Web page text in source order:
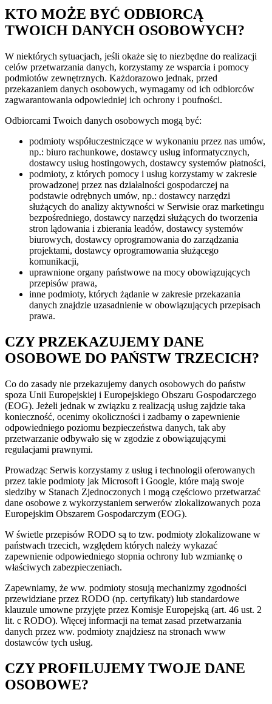
KTO MOŻE BYĆ ODBIORCĄ
TWOICH DANYCH OSOBOWYCH?
W niektórych sytuacjach, jeśli okaże się to niezbędne do realizacji
celów przetwarzania danych, korzystamy ze wsparcia i pomocy
podmiotów zewnętrznych. Każdorazowo jednak, przed
przekazaniem danych osobowych, wymagamy od ich odbiorców
zagwarantowania odpowiedniej ich ochrony i poufności.
Odbiorcami Twoich danych osobowych mogą być:
podmioty współuczestniczące w wykonaniu przez nas umów,
np.: biuro rachunkowe, dostawcy usług informatycznych,
dostawcy usług hostingowych, dostawcy systemów płatności,
podmioty, z których pomocy i usług korzystamy w zakresie
prowadzonej przez nas działalności gospodarczej na
podstawie odrębnych umów, np.: dostawcy narzędzi
służących do analizy aktywności w Serwisie oraz marketingu
bezpośredniego, dostawcy narzędzi służących do tworzenia
stron lądowania i zbierania leadów, dostawcy systemów
biurowych, dostawcy oprogramowania do zarządzania
projektami, dostawcy oprogramowania służącego
komunikacji,
uprawnione organy państwowe na mocy obowiązujących
przepisów prawa,
inne podmioty, których żądanie w zakresie przekazania
danych znajdzie uzasadnienie w obowiązujących przepisach
prawa.
CZY PRZEKAZUJEMY DANE
OSOBOWE DO PAŃSTW TRZECICH?
Co do zasady nie przekazujemy danych osobowych do państw
spoza Unii Europejskiej i Europejskiego Obszaru Gospodarczego
(EOG). Jeżeli jednak w związku z realizacją usług zajdzie taka
konieczność, ocenimy okoliczności i zadbamy o zapewnienie
odpowiedniego poziomu bezpieczeństwa danych, tak aby
przetwarzanie odbywało się w zgodzie z obowiązującymi
regulacjami prawnymi.
Prowadząc Serwis korzystamy z usług i technologii oferowanych
przez takie podmioty jak Microsoft i Google, które mają swoje
siedziby w Stanach Zjednoczonych i mogą częściowo przetwarzać
dane osobowe z wykorzystaniem serwerów zlokalizowanych poza
Europejskim Obszarem Gospodarczym (EOG).
W świetle przepisów RODO są to tzw. podmioty zlokalizowane w
państwach trzecich, względem których należy wykazać
zapewnienie odpowiedniego stopnia ochrony lub wzmiankę o
właściwych zabezpieczeniach.
Zapewniamy, że ww. podmioty stosują mechanizmy zgodności
przewidziane przez RODO (np. certyfikaty) lub standardowe
klauzule umowne przyjęte przez Komisje Europejską (art. 46 ust. 2
lit. c RODO). Więcej informacji na temat zasad przetwarzania
danych przez ww. podmioty znajdziesz na stronach www
dostawców tych usług.
CZY PROFILUJEMY TWOJE DANE
OSOBOWE?